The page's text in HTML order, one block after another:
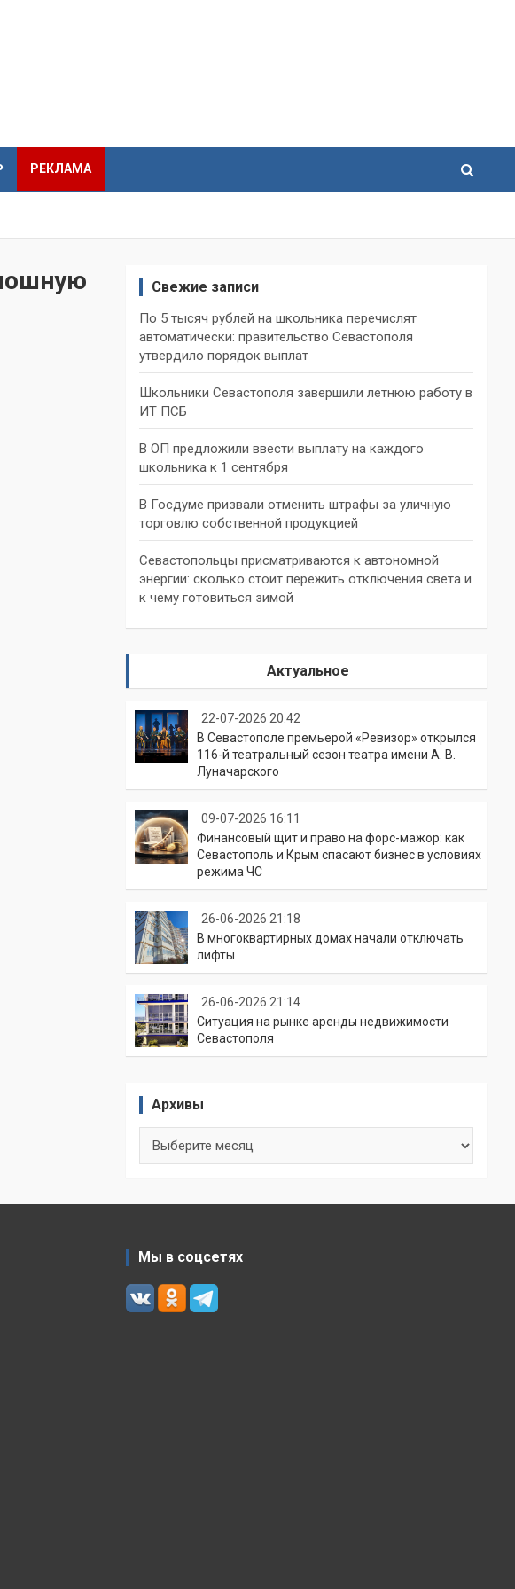
РЕКЛАМА
Свежие записи
По 5 тысяч рублей на школьника перечислят
автоматически: правительство Севастополя
утвердило порядок выплат
Школьники Севастополя завершили летнюю работу в
ИТ ПСБ
В ОП предложили ввести выплату на каждого
школьника к 1 сентября
В Госдуме призвали отменить штрафы за уличную
торговлю собственной продукцией
Севастопольцы присматриваются к автономной
энергии: сколько стоит пережить отключения света и
к чему готовиться зимой
Актуальное
22-07-2026 20:42
В Севастополе премьерой «Ревизор» открылся
116-й театральный сезон театра имени А. В.
Луначарского
09-07-2026 16:11
Финансовый щит и право на форс-мажор: как
Севастополь и Крым спасают бизнес в условиях
режима ЧС
26-06-2026 21:18
В многоквартирных домах начали отключать
лифты
26-06-2026 21:14
Ситуация на рынке аренды недвижимости
Севастополя
Архивы
Мы в соцсетях